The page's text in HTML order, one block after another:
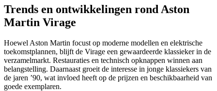
Trends en ontwikkelingen rond Aston
Martin Virage
Hoewel Aston Martin focust op moderne modellen en elektrische
toekomstplannen, blijft de Virage een gewaardeerde klassieker in de
verzamelmarkt. Restauraties en technisch opknappen winnen aan
belangstelling. Daarnaast groeit de interesse in jonge klassiekers van
de jaren ’90, wat invloed heeft op de prijzen en beschikbaarheid van
goede exemplaren.